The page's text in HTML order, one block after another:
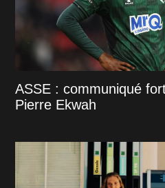
ASSE : communiqué
Pierre Ekwah